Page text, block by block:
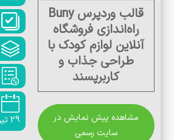
قالب وردپرس Buny
راه‌اندازی فروشگاه
آنلاین لوازم کودک با
طراحی جذاب و
کاربرپسند
مشاهده پیش نمایش در
سایت رسمی
29 تیر 1404